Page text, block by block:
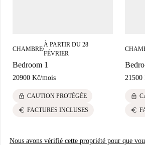
CHAMBRE■
À PARTIR DU 28
FÉVRIER
Bedroom 1
20900 Kč/mois
lock CAUTION PROTÉGÉE
euro FACTURES INCLUSES
21500
lock
euro
Nous avons vérifié cette propriété pour que